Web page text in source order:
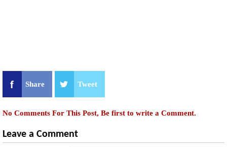
Share Tweet
No Comments For This Post, Be first to write a Comment.
Leave a Comment